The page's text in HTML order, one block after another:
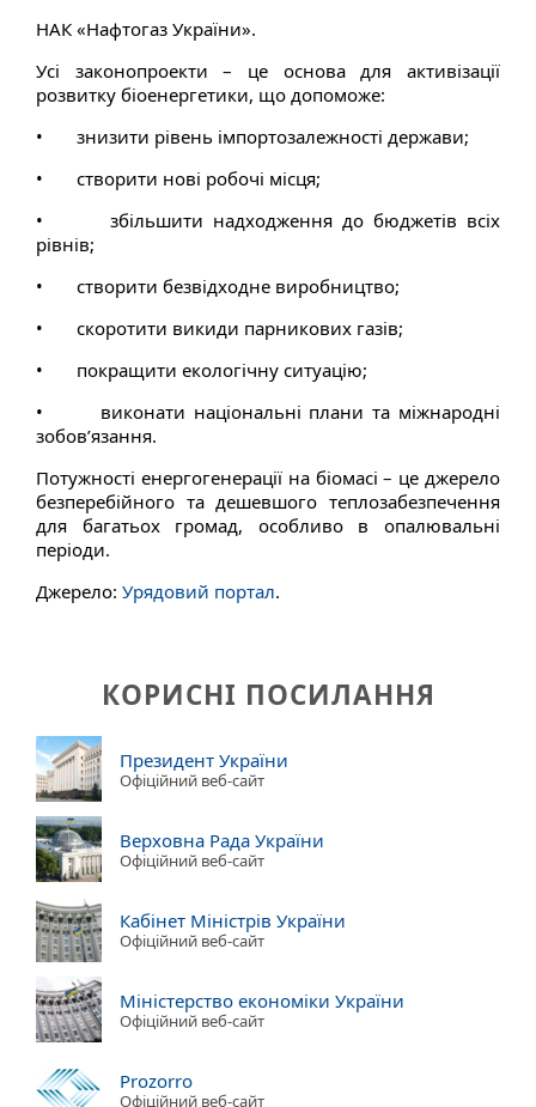
НАК «Нафтогаз України».
Усі законопроекти – це основа для активізації
розвитку біоенергетики, що допоможе:
• знизити рівень імпортозалежності держави;
• створити нові робочі місця;
• збільшити надходження до бюджетів всіх
рівнів;
• створити безвідходне виробництво;
• скоротити викиди парникових газів;
• покращити екологічну ситуацію;
• виконати національні плани та міжнародні
зобов’язання.
Потужності енергогенерації на біомасі – це джерело
безперебійного та дешевшого теплозабезпечення
для багатьох громад, особливо в опалювальні
періоди.
Джерело: Урядовий портал.
КОРИСНІ ПОСИЛАННЯ
Президент України
Офіційний веб-сайт
Верховна Рада України
Офіційний веб-сайт
Кабінет Міністрів України
Офіційний веб-сайт
Міністерство економіки України
Офіційний веб-сайт
Prozorro
Офіційний веб-сайт